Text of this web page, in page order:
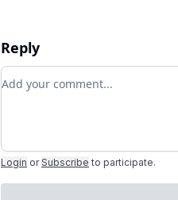
Reply
Add your comment
Login or Subscribe to participate.